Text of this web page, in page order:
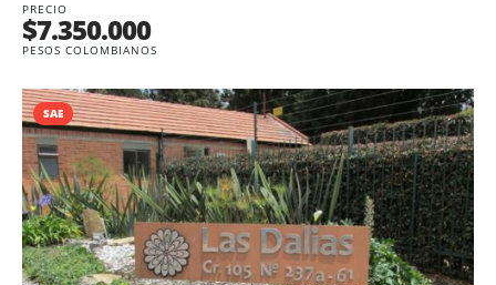
PRECIO
$7.350.000
PESOS COLOMBIANOS
SAE